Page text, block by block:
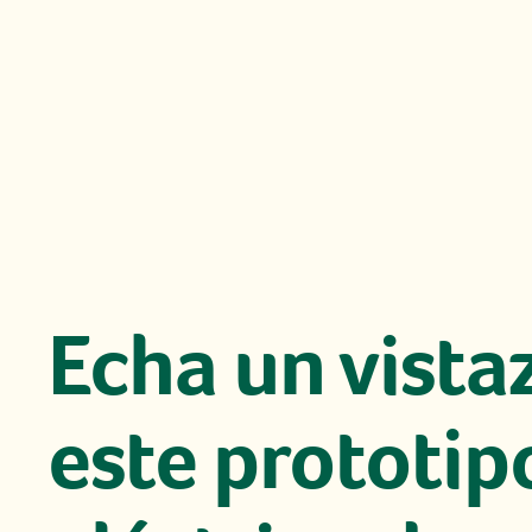
Echa un
este